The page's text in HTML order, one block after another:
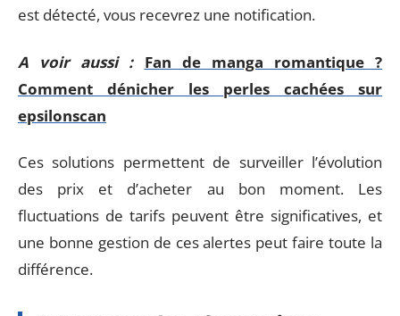
est détecté, vous recevrez une notification.
A voir aussi : Fan de manga romantique ?
Comment dénicher les perles cachées sur
epsilonscan
Ces solutions permettent de surveiller l’évolution
des prix et d’acheter au bon moment. Les
fluctuations de tarifs peuvent être significatives, et
une bonne gestion de ces alertes peut faire toute la
différence.